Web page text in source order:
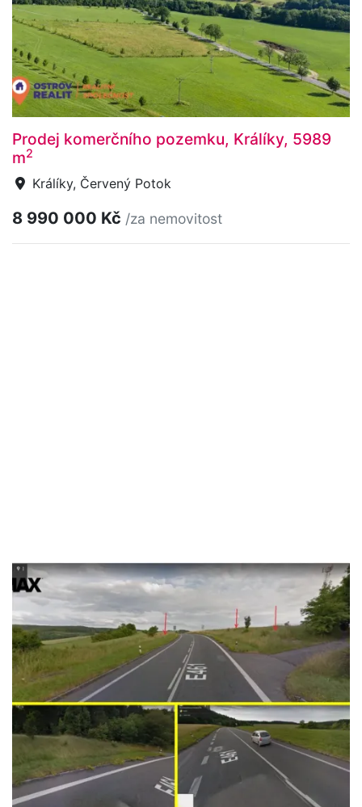
Prodej komerčního pozemku, Králíky, 5989
m2
Králíky, Červený Potok
8 990 000 Kč /za nemovitost